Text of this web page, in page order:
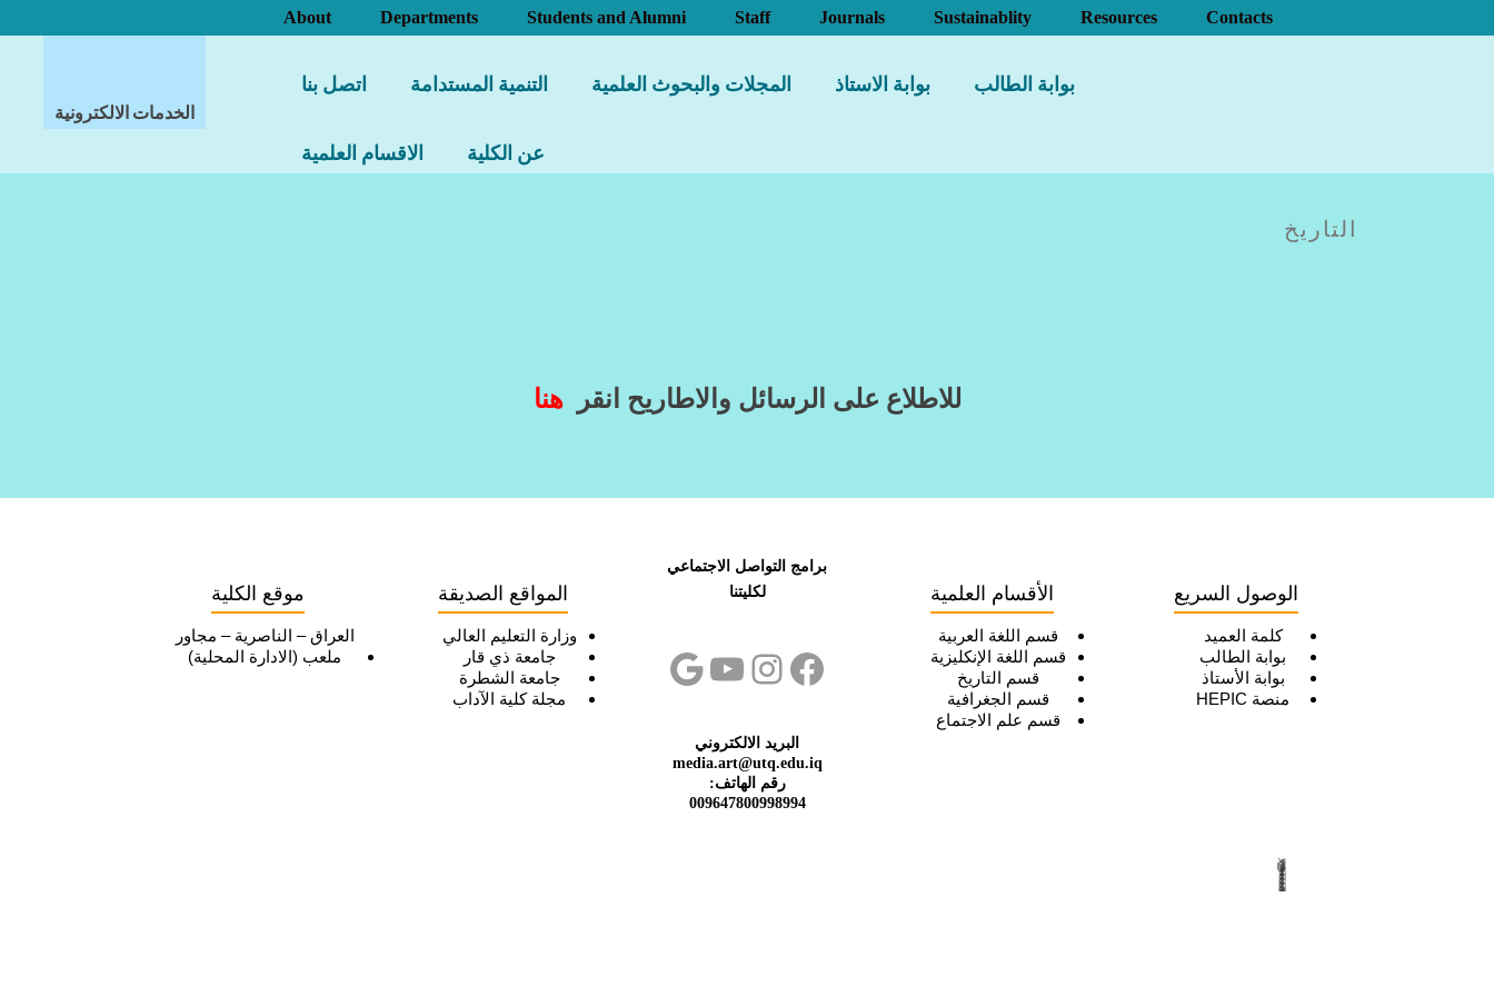
About Departments Students and Alumni Staff Journals Sustainablity Resources Contacts
الخدمات الالكترونية
اتصل بنا التنمية المستدامة المجلات والبحوث العلمية بوابة الاستاذ بوابة الطالب
الاقسام العلمية عن الكلية
التاريخ
للاطلاع على الرسائل والاطاريح انقرهنا
موقع الكلية
العراق – الناصرية – مجاور
ملعب (الادارة المحلية)
المواقع الصديقة
وزارة التعليم العالي
جامعة ذي قار
جامعة الشطرة
مجلة كلية الآداب
برامج التواصل الاجتماعي
لكليتنا
فيسبوك
إنستجرام
يوتيوب
جوجل
البريد الالكتروني
media.art@utq.edu.iq
رقم الهاتف:
009647800998994
الأقسام العلمية
قسم اللغة العربية
قسم اللغة الإنكليزية
قسم التاريخ
قسم الجغرافية
قسم علم الاجتماع
الوصول السريع
كلمة العميد
بوابة الطالب
بوابة الأستاذ
منصة HEPIC